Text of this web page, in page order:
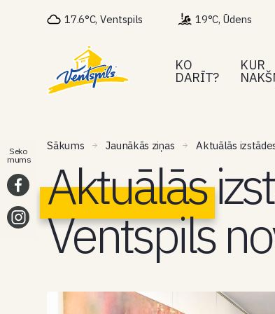
17.6°C, Ventspils 19°C, Ūdens
KO
DARĪT?
KUR
Sākums Jaunākās ziņas Aktuālās
Aktuālās
Ventspils
Seko
mums